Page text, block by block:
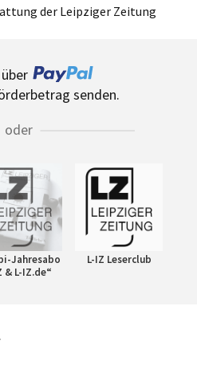
der Leipziger Zeitung
senden.
oder
Jahresabo
& L-IZ.de“
L-IZ Leserclub